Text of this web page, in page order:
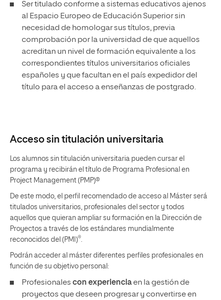
Ser titulado conforme a sistemas educativos ajenos
al Espacio Europeo de Educación Superior sin
necesidad de homologar sus títulos, previa
comprobación por la universidad de que aquellos
acreditan un nivel de formación equivalente a los
correspondientes títulos universitarios oficiales
españoles y que facultan en el país expedidor del
título para el acceso a enseñanzas de postgrado.
Acceso sin titulación universitaria
Los alumnos sin titulación universitaria pueden cursar el
programa y recibirán el título de Programa Profesional en
Project Management (PMP)®
De este modo, el perfil recomendado de acceso al Máster será
titulados universitarios, profesionales del sector y todos
aquellos que quieran ampliar su formación en la Dirección de
Proyectos a través de los estándares mundialmente
reconocidos del (PMI)®.
Podrán acceder al máster diferentes perfiles profesionales en
función de su objetivo personal:
Profesionales con experienciaen la gestión de
proyectos que deseen progresar y convertirse en